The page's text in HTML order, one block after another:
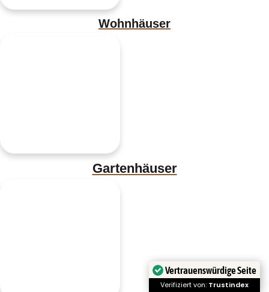
Wohnhäuser
Gartenhäuser
Vertrauenswürdige Seite
Verifiziert von: Trustindex